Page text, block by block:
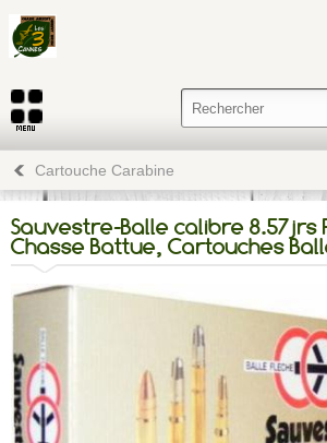
Cartouche Carabine
Sauvestre-Balle calibre 8.57jrs
Chasse Battue, Cartouches